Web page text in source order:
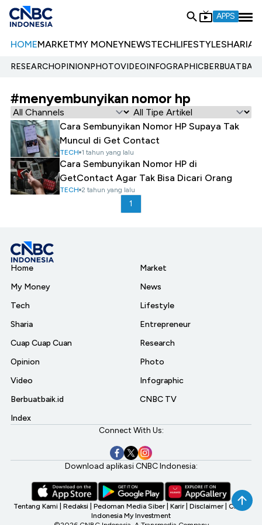
APPS
HOMEMARKETMY MONEYNEWSTECHLIFESTYLESHARIA
RESEARCHOPINIONPHOTOVIDEOINFOGRAPHIC
#menyembunyikan nomor hp
Cara Sembunyikan Nomor HP Supaya Tak
Muncul di Get Contact
TECH 1 tahun yang lalu
Cara Sembunyikan Nomor HP di
GetContact Agar Tak Bisa Dicari Orang
TECH 2 tahun yang lalu
1
Home
My Money
Tech
Sharia
Cuap Cuap Cuan
Opinion
Video
Berbuatbaik.id
Index
Market
News
Lifestyle
Entrepreneur
Research
Photo
Infographic
CNBC TV
Connect With Us:
Download aplikasi CNBC Indonesia:
Tentang Kami Redaksi Pedoman Media Siber Karir Disclaimer CNBC
Indonesia My Investment